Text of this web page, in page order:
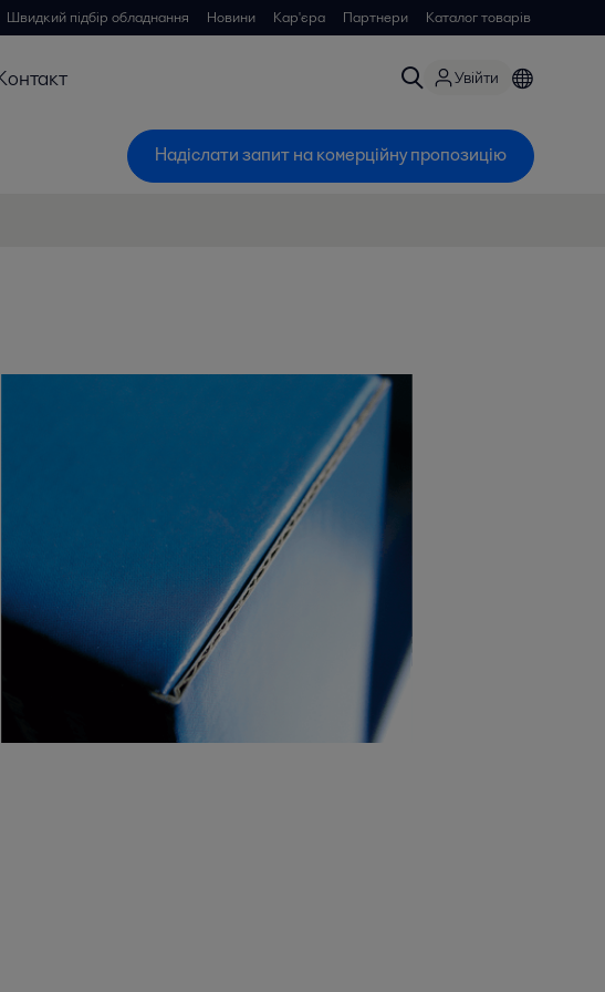
Швидкий підбір обладнання Новини Кар'єра Партнери Каталог товарів
Увійти
Надіслати запит на комерційну пропозицію